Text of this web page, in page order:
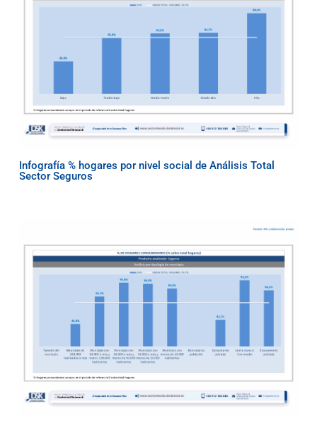
Infografía % hogares por nivel social de Análisis Total
Sector Seguros